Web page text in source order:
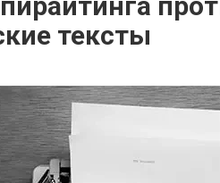
тексты